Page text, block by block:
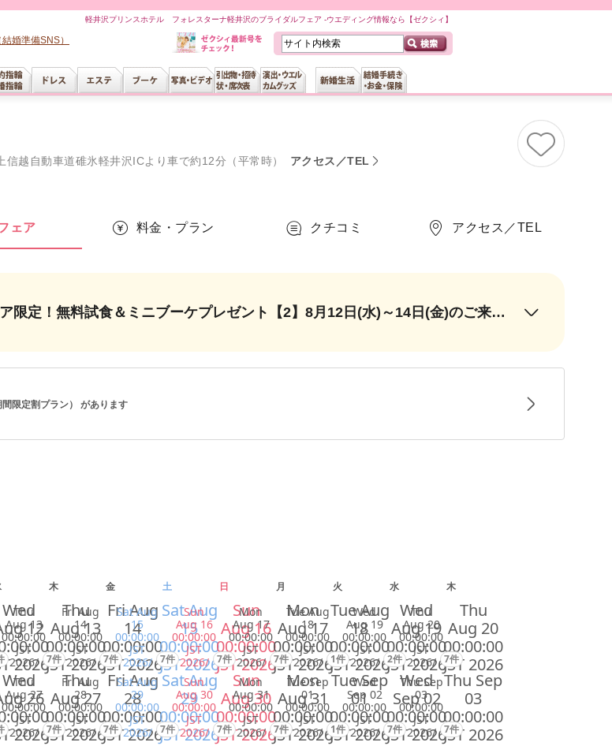
軽井沢プリンスホテル フォレスターナ軽井沢のブライダルフェア -ウエディング情報なら【ゼクシィ】
婚準備SNS）
越自動車道碓氷軽井沢ICより車で約12分（平常時） アクセス／TEL
ェア 料金・プラン クチコミ アクセス／TEL
【1】8月23日まで開催のサマーフェア限定！無料試食＆ミニブーケプレゼント【2】8月12日(水)～14日(金)のご来館で東京駅~軽井沢駅往復新幹線2名分プレゼント
間限定割プラン） があります
木 金 土 日 月 火 水 木
Wed
12
2026
Thu
Aug 13
00:00:00
JST
2026/
Thu
Aug 13
00:00:00
JST 2026
7件
Fri Aug
14
00:00:00
JST
2026/
Fri Aug
14
00:00:00
JST 2026
7件
Sat Aug
15
00:00:00
JST
2026/
Sat Aug
15
00:00:00
JST 2026
7件
Sun
Aug 16
00:00:00
JST
2026/
Sun
Aug 16
00:00:00
JST 2026
7件
Mon
Aug 17
00:00:00
JST
2026/
Mon
Aug 17
00:00:00
JST 2026
7件
Tue Aug
18
00:00:00
JST
2026/
Tue Aug
18
00:00:00
JST 2026
1件
Wed
Aug 19
00:00:00
JST
2026/
Wed
Aug 19
00:00:00
JST 2026
2件
Thu
Aug 20
00:00:00
JST
2026/
Thu
Aug 20
00:00:00
JST 2026
7件
Wed
26
2026
Thu
Aug 27
00:00:00
JST
2026/
Thu
Aug 27
00:00:00
JST 2026
7件
Fri Aug
28
00:00:00
JST
2026/
Fri Aug
28
00:00:00
JST 2026
7件
Sat Aug
29
00:00:00
JST
2026/
Sat Aug
29
00:00:00
JST 2026
7件
Sun
Aug 30
00:00:00
JST
2026/
Sun
Aug 30
00:00:00
JST 2026
7件
Mon
Aug 31
00:00:00
JST
2026/
Mon
Aug 31
00:00:00
JST 2026
7件
Tue Sep
01
00:00:00
JST
2026/
Tue Sep
01
00:00:00
JST 2026
1件
Wed
Sep 02
00:00:00
JST
2026/
Wed
Sep 02
00:00:00
JST 2026
7件
Thu Sep
03
00:00:00
JST
2026/
Thu Sep
03
00:00:00
JST 2026
7件